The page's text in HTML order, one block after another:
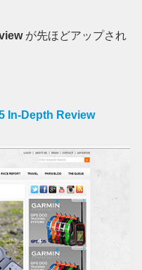
が先ほどアップされ
In-Depth Review